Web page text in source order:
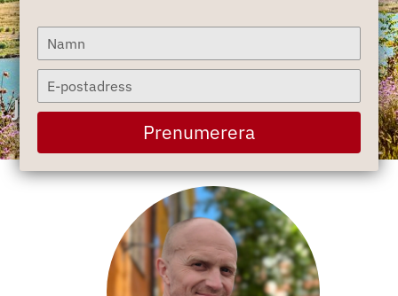
Joakim Söder
Type
your
name
Type
your
email
Prenumerera